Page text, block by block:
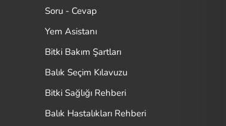
Soru - Cevap
Yem Asistanı
Bitki Bakım Şartları
Balık Seçim Kılavuzu
Bitki Sağlığı Rehberi
Balık Hastalıkları Rehberi